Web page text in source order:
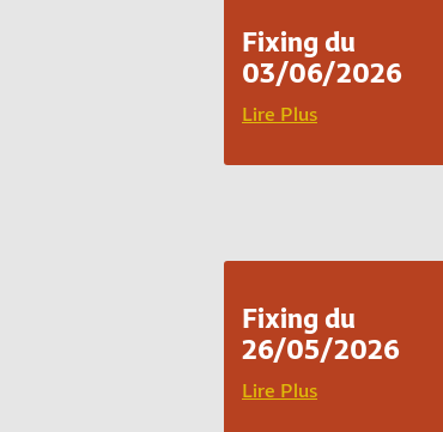
Fixing du
03/06/2026
Lire Plus
Fixing du
26/05/2026
Lire Plus